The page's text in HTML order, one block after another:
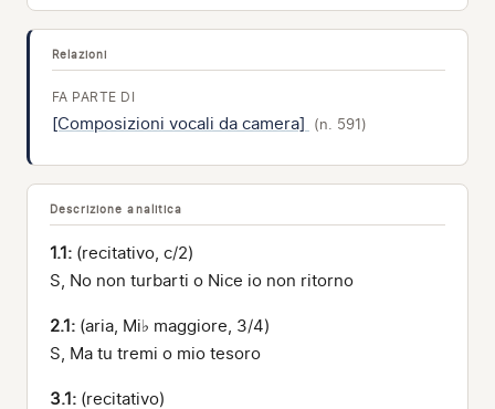
Relazioni
FA PARTE DI
[Composizioni vocali da camera] (n. 591)
Descrizione analitica
1.1: (recitativo, c/2)
S, No non turbarti o Nice io non ritorno
2.1: (aria, Mi♭ maggiore, 3/4)
S, Ma tu tremi o mio tesoro
3.1: (recitativo)